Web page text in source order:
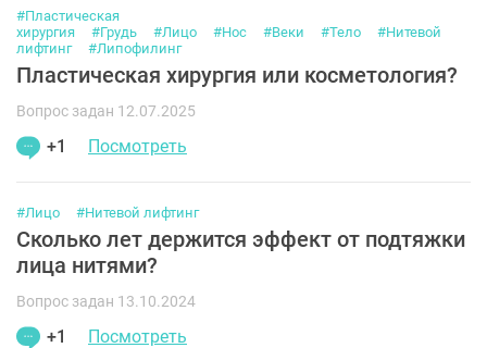
#Пластическая
хирургия
#Грудь #Лицо #Нос #Веки #Тело
#Нитевой
лифтинг
#Липофилинг
Пластическая хирургия или косметология?
Вопрос задан 12.07.2025
+1 Посмотреть
#Лицо #Нитевой лифтинг
Сколько лет держится эффект от подтяжки
лица нитями?
Вопрос задан 13.10.2024
+1 Посмотреть